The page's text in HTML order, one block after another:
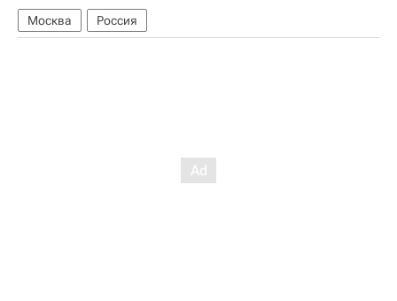
Москва Россия